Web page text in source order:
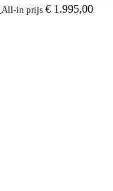
All-in prijs € 1.995,00